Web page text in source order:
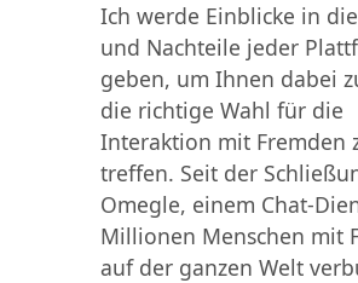
Ich werde Einblicke in
und Nachteile jeder
geben, um Ihnen dabei
die richtige Wahl für die
Interaktion mit Fremden
treffen. Seit der
Omegle, einem Chat-
Millionen Menschen mit
auf der ganzen Welt